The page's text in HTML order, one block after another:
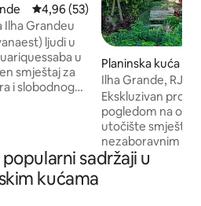
Prosječna ocjena: 4,96/5,
4,96 (53)
Ilha Grandeu
ljudi u
u
smještaj za
i slobodnog
opremljenim
i
s pogledom na
Planinska kuća –
Reis
Ilha Grande, RJ –
kuća / uz more!
Ekskluzivan
pogledom na
utočište
nezaboravnim
čistim morem u
pristup oceanu,
sadržaji u
kućama